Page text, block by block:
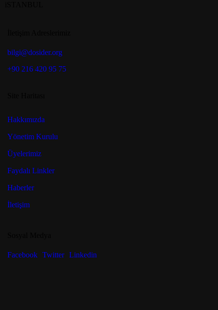
bilgi@dosider.org
+90 216 420 95 75
Hakkımızda
Yönetim Kurulu
Üyelerimiz
Faydalı Linkler
Haberler
İletişim
Facebook Twitter Linkedin